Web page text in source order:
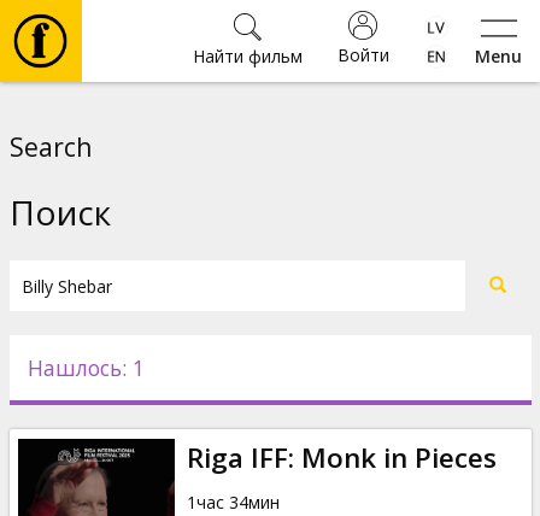
Menu
Войти
Найти фильм
Новости
Подарки
Search
Поиск
Нашлось: 1
Riga IFF: Monk in Pieces
1час 34мин